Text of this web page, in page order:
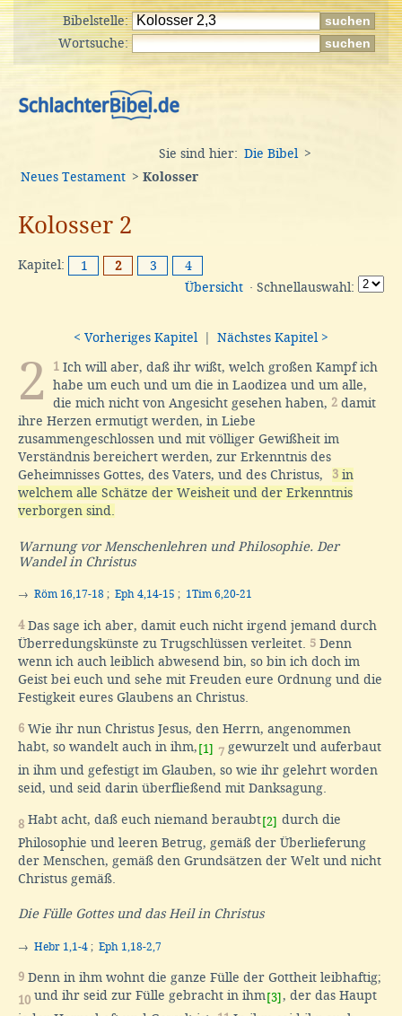
Bibelstelle:
Wortsuche:
Sie sind hier: Die Bibel
>
Neues Testament > Kolosser
Kolosser 2
Kapitel: 1 2 3
4
Übersicht · Schnellauswahl:
< Vorheriges Kapitel Nächstes Kapitel >
2 1 Ich will aber, daß ihr wißt, welch großen Kampf ich
habe um euch und um die in Laodizea und um alle,
die mich nicht von Angesicht gesehen haben, 2 damit
ihre Herzen ermutigt werden, in Liebe
zusammengeschlossen und mit völliger Gewißheit im
Verständnis bereichert werden, zur Erkenntnis des
Geheimnisses Gottes, des Vaters, und des Christus,
3 in
welchem alle Schätze der Weisheit und der Erkenntnis
verborgen sind.
Warnung vor Menschenlehren und Philosophie. Der
Wandel in Christus
→ Röm 16,17-18 ; Eph 4,14-15 ; 1Tim 6,20-21
4Das sage ich aber, damit euch nicht irgend jemand durch
Überredungskünste zu Trugschlüssen verleitet. 5 Denn
wenn ich auch leiblich abwesend bin, so bin ich doch im
Geist bei euch und sehe mit Freuden eure Ordnung und die
Festigkeit eures Glaubens an Christus.
6 Wie ihr nun Christus Jesus, den Herrn, angenommen
habt, so wandelt auch in ihm, [1] 7 gewurzelt und auferbaut
in ihm und gefestigt im Glauben, so wie ihr gelehrt worden
seid, und seid darin überfließend mit Danksagung.
8 Habt acht, daß euch niemand beraubt[2] durch die
Philosophie und leeren Betrug, gemäß der Überlieferung
der Menschen, gemäß den Grundsätzen der Welt und nicht
Christus gemäß.
Die Fülle Gottes und das Heil in Christus
→ Hebr 1,1-4 ; Eph 1,18-2,7
9 Denn in ihm wohnt die ganze Fülle der Gottheit leibhaftig;
10 und ihr seid zur Fülle gebracht in ihm [3] , der das Haupt